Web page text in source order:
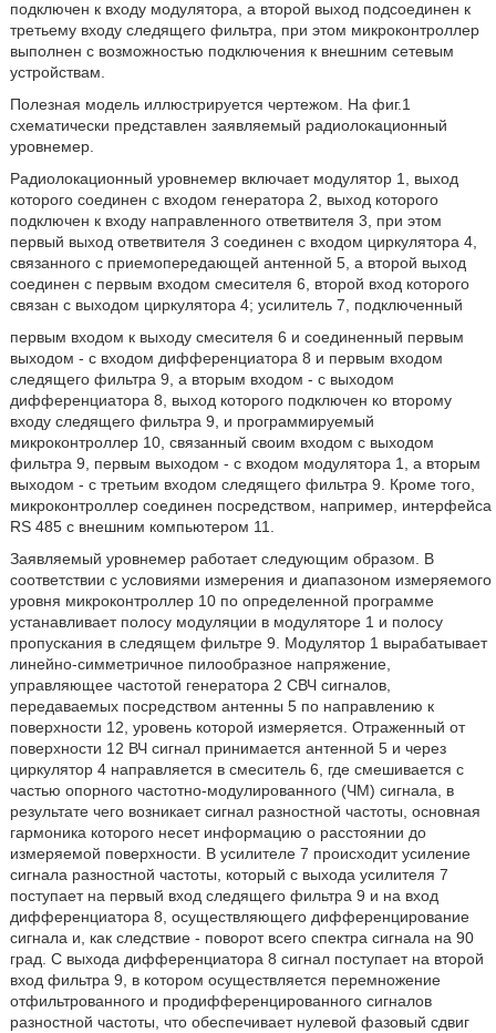
подключен к входу модулятора, а второй выход подсоединен к
третьему входу следящего фильтра, при этом микроконтроллер
выполнен с возможностью подключения к внешним сетевым
устройствам.
Полезная модель иллюстрируется чертежом. На фиг.1
схематически представлен заявляемый радиолокационный
уровнемер.
Радиолокационный уровнемер включает модулятор 1, выход
которого соединен с входом генератора 2, выход которого
подключен к входу направленного ответвителя 3, при этом
первый выход ответвителя 3 соединен с входом циркулятора 4,
связанного с приемопередающей антенной 5, а второй выход
соединен с первым входом смесителя 6, второй вход которого
связан с выходом циркулятора 4; усилитель 7, подключенный
первым входом к выходу смесителя 6 и соединенный первым
выходом - с входом дифференциатора 8 и первым входом
следящего фильтра 9, а вторым входом - с выходом
дифференциатора 8, выход которого подключен ко второму
входу следящего фильтра 9, и программируемый
микроконтроллер 10, связанный своим входом с выходом
фильтра 9, первым выходом - с входом модулятора 1, а вторым
выходом - с третьим входом следящего фильтра 9. Кроме того,
микроконтроллер соединен посредством, например, интерфейса
RS 485 с внешним компьютером 11.
Заявляемый уровнемер работает следующим образом. В
соответствии с условиями измерения и диапазоном измеряемого
уровня микроконтроллер 10 по определенной программе
устанавливает полосу модуляции в модуляторе 1 и полосу
пропускания в следящем фильтре 9. Модулятор 1 вырабатывает
линейно-симметричное пилообразное напряжение,
управляющее частотой генератора 2 СВЧ сигналов,
передаваемых посредством антенны 5 по направлению к
поверхности 12, уровень которой измеряется. Отраженный от
поверхности 12 ВЧ сигнал принимается антенной 5 и через
циркулятор 4 направляется в смеситель 6, где смешивается с
частью опорного частотно-модулированного (ЧМ) сигнала, в
результате чего возникает сигнал разностной частоты, основная
гармоника которого несет информацию о расстоянии до
измеряемой поверхности. В усилителе 7 происходит усиление
сигнала разностной частоты, который с выхода усилителя 7
поступает на первый вход следящего фильтра 9 и на вход
дифференциатора 8, осуществляющего дифференцирование
сигнала и, как следствие - поворот всего спектра сигнала на 90
град. С выхода дифференциатора 8 сигнал поступает на второй
вход фильтра 9, в котором осуществляется перемножение
отфильтрованного и продифференцированного сигналов
разностной частоты, что обеспечивает нулевой фазовый сдвиг